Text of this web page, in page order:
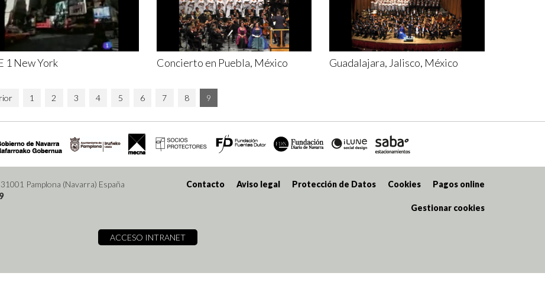
1 New York Concierto en Puebla, México Guadalajara, Jalisco, México
1 2 3 4 5 6 7 8 9
31001 Pamplona (Navarra) España
Contacto Aviso legal Protección de Datos Cookies Pagos online
Gestionar cookies
ACCESO INTRANET